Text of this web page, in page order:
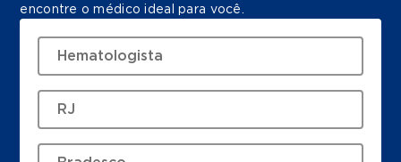
encontre o médico ideal para você.